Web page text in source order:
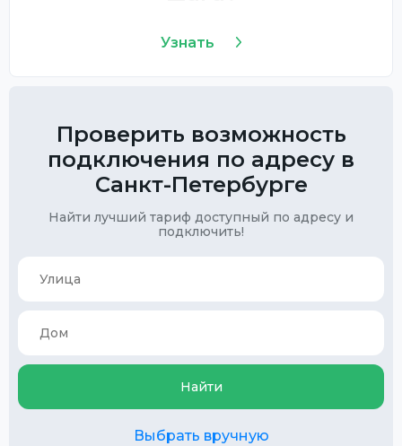
Узнать
Проверить возможность
подключения по адресу в
Санкт-Петербурге
Найти лучший тариф доступный по адресу и
подключить!
Найти
Выбрать вручную